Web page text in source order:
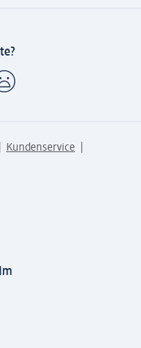
Kundenservice